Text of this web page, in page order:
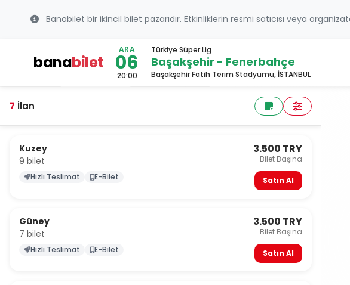
Banabilet bir ikincil bilet pazarıdır. Etkinliklerin resmi satıcısı veya
banabilet
ARA
06
20:00
Türkiye Süper Lig
Başakşehir - Fenerbahçe
Başakşehir Fatih Terim Stadyumu, İSTANBUL
7 İlan
Kuzey
9 bilet
3.500 TRY
Bilet Başına
Hızlı Teslimat
E-Bilet Satın Al
Güney
7 bilet
3.500 TRY
Bilet Başına
Hızlı Teslimat
E-Bilet Satın Al